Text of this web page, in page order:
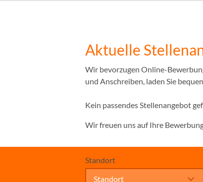
Aktuelle
Wir bevorzugen Online-
und Anschreiben, laden Sie
Kein passendes Stellenangebot
Wir freuen uns auf Ihre
Standort
Standort